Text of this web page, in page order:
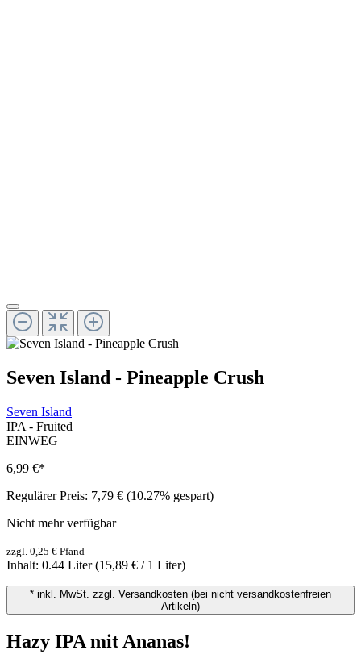
Seven Island - Pineapple Crush
Seven Island
IPA - Fruited
EINWEG
6,99 €*
Regulärer Preis: 7,79 € (10.27% gespart)
Nicht mehr verfügbar
zzgl. 0,25 € Pfand
Inhalt: 0.44 Liter(15,89 € / 1 Liter)
* inkl. MwSt. zzgl. Versandkosten (bei nicht versandkostenfreien
Artikeln)
Hazy IPA mit Ananas!